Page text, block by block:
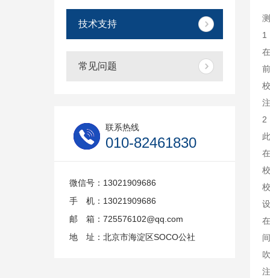
技术支持
常见问题
联系热线
010-82461830
微信号：13021909686
手 机：13021909686
邮 箱：725576102@qq.com
地 址：北京市海淀区SOCO公社
1
2